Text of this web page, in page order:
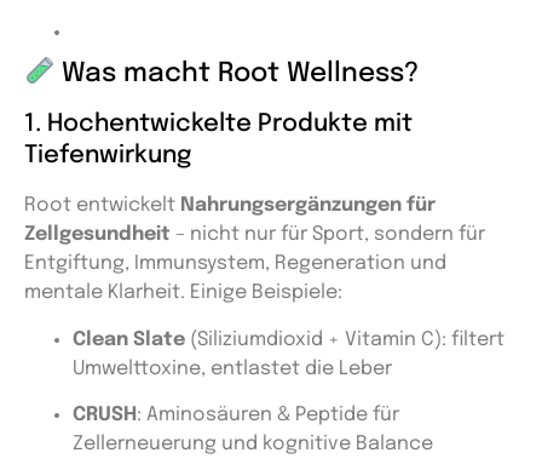
Was macht Root Wellness?
1. Hochentwickelte Produkte mit
Tiefenwirkung
Root entwickelt Nahrungsergänzungen für
Zellgesundheit – nicht nur für Sport, sondern für
Entgiftung, Immunsystem, Regeneration und
mentale Klarheit. Einige Beispiele:
Clean Slate (Siliziumdioxid + Vitamin C): filtert
Umwelttoxine, entlastet die Leber
CRUSH : Aminosäuren & Peptide für
Zellerneuerung und kognitive Balance